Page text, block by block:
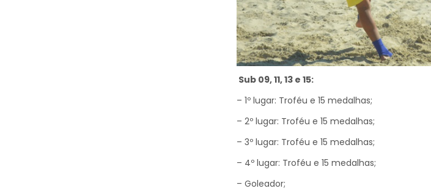
Sub 09, 11, 13 e 15:
– 1º lugar: Troféu e 15 medalhas;
– 2º lugar: Troféu e 15 medalhas;
– 3º lugar: Troféu e 15 medalhas;
– 4º lugar: Troféu e 15 medalhas;
– Goleador;